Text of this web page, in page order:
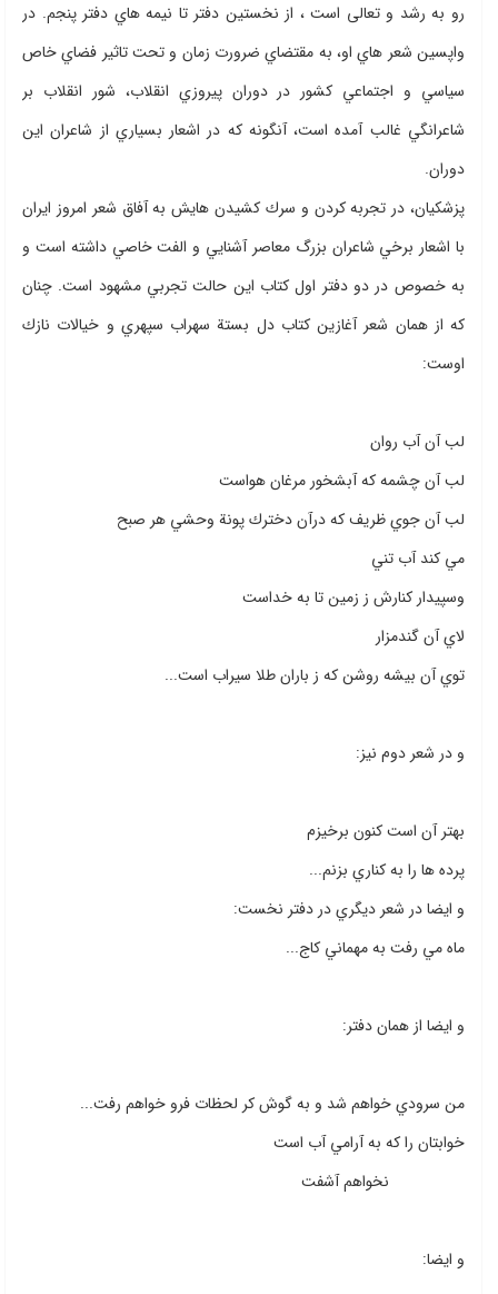
رو به رشد و تعالی است ، از نخستین دفتر تا نيمه هاي دفتر پنجم. در
واپسين شعر هاي او، به مقتضاي ضرورت زمان و تحت تاثير فضاي خاص
سياسي و اجتماعي كشور در دوران پيروزي انقلاب،‌ شور انقلاب بر
شاعرانگي غالب آمده است، آنگونه كه در اشعار بسياري از شاعران اين
دوران.
پزشكيان، در تجربه كردن و سرك كشيدن هايش به آفاق شعر امروز ايران
با اشعار برخي شاعران بزرگ معاصر آشنايي و الفت خاصي داشته است و
به خصوص در دو دفتر اول كتاب اين حالت تجربي مشهود است. چنان
كه از همان شعر آغازين كتاب دل بستة سهراب سپهري و خيالات نازك
اوست:
لب آن آب روان
لب آن چشمه كه آبشخور مرغان هواست
لب آن جوي ظريف كه درآن دخترك پونة وحشي هر صبح
مي كند آب تني
وسپيدار كنارش ز زمين تا به خداست
لاي آن گندمزار
توي آن بيشه روشن كه ز باران طلا سيراب است...
و در شعر دوم نيز:
بهتر آن است كنون برخيزم
پرده ها را به كناري بزنم...
و ايضا در شعر ديگري در دفتر نخست:
ماه مي رفت به مهماني كاج...
و ايضا از همان دفتر:
من سرودي خواهم شد و به گوش كر لحظات فرو خواهم رفت...
خوابتان را كه به آرامي آب است
نخواهم آشفت
و ايضا: